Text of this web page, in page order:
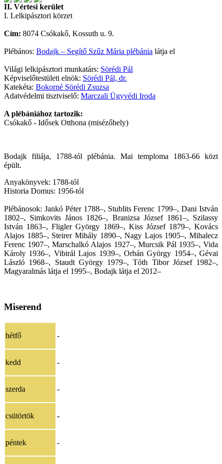
II. Vértesi kerület
I. Lelkipásztori körzet
Cím: 8074 Csókakő, Kossuth u. 9.
Plébános: Bodajk – Segítő Szűz Mária plébánia látja el
Világi lelkipásztori munkatárs: Sörédi Pál
Képviselőtestületi elnök: Sörédi Pál, dr.
Katekéta: Bokorné Sörédi Zsuzsa
Adatvédelmi tisztviselő: Marczali Ügyvédi Iroda
A plébániához tartozik:
Csókakő - Idősek Otthona (misézőhely)
Bodajk filiája, 1788-tól plébánia. Mai temploma 1863-66 közt
épült.
Anyakönyvek: 1788-tól
Historia Domus: 1956-tól
Plébánosok: Jankó Péter 1788–, Stublits Ferenc 1799–, Dani István
1802–, Simkovits János 1826–, Branizsa József 1861–, Szilassy
István 1863–, Fligler György 1869–, Kiss József 1879–, Kovács
Alajos 1885–, Steirer Mihály 1890–, Nagy Lajos 1905–, Mihalecz
Ferenc 1907–, Marschalkó Alajos 1927–, Murcsik Pál 1935–, Vida
Károly 1936–, Vibirál Lajos 1939–, Orbán György 1954–, Gévai
László 1968–, Staudt György 1979–, Tóth Tibor József 1982–,
Magyaralmás látja el 1995–, Bodajk látja el 2012–
Miserend
hétfő -
kedd -
szerda -
csütörtök -
péntek -